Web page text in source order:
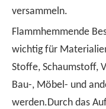
versammeln.
Flammhemmende
wichtig für
Stoffe, Schaumstoff,
Bau-, Möbel- und
werden.Durch das